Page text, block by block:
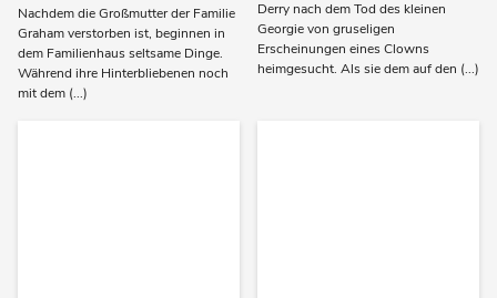
Nachdem die Großmutter der Familie
Graham verstorben ist, beginnen in
dem Familienhaus seltsame Dinge.
Während ihre Hinterbliebenen noch
mit dem (...)
Derry nach dem Tod des kleinen
Georgie von gruseligen
Erscheinungen eines Clowns
heimgesucht. Als sie dem auf den (...)